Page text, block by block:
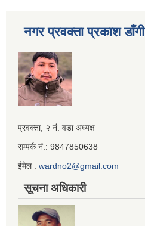
नगर प्रवक्ता प्रकाश डाँगी
Iframe
Generator
प्रवक्ता, २ नं. वडा अध्यक्ष
सम्पर्क नं.: 9847850638
ईमेल : wardno2@gmail.com
सूचना अधिकारी